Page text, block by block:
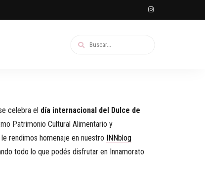
celebra el día internacional del Dulce de
Patrimonio Cultural Alimentario y
rendimos homenaje en nuestro INNblog
todo lo que podés disfrutar en Innamorato